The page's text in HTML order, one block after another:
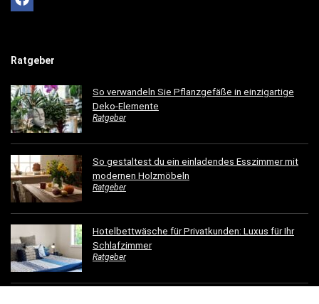
Ratgeber
So verwandeln Sie Pflanzgefäße in einzigartige
Deko-Elemente
Ratgeber
So gestaltest du ein einladendes Esszimmer mit
modernen Holzmöbeln
Ratgeber
Hotelbettwäsche für Privatkunden: Luxus für Ihr
Schlafzimmer
Ratgeber